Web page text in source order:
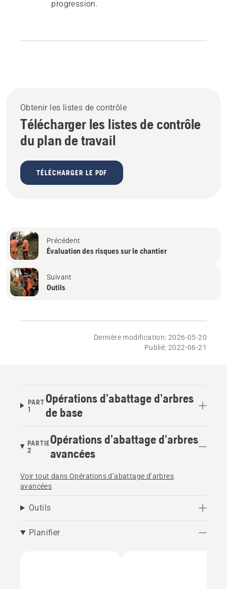
progression.
Obtenir les listes de contrôle
Télécharger les listes de contrôle
du plan de travail
TÉLÉCHARGER LE PDF
Précédent
Évaluation des risques sur le chantier
Suivant
Outils
Dernière modification: 2026-05-20
Publié: 2022-06-21
PART
1
Opérations d’abattage d’arbres
de base
PARTIE
2
Opérations d’abattage d’arbres
avancées
Voir tout dans Opérations d’abattage d’arbres
avancées
Outils
Planifier